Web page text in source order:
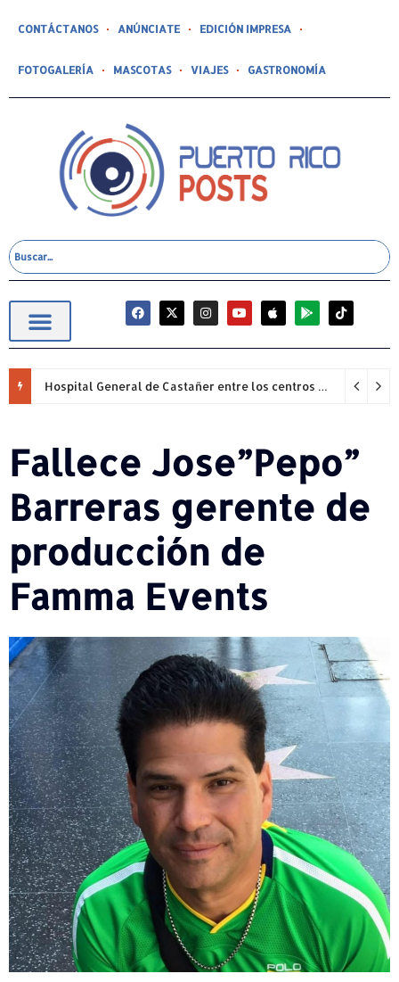
CONTÁCTANOS ANÚNCIATE EDICIÓN IMPRESA
FOTOGALERÍA MASCOTAS VIAJES GASTRONOMÍA
Hospital General de Castañer entre los centros de salud comunitarios con mejor desempeño clínico de Estados Unidos
Fallece Jose”Pepo”
Barreras gerente de
producción de
Famma Events